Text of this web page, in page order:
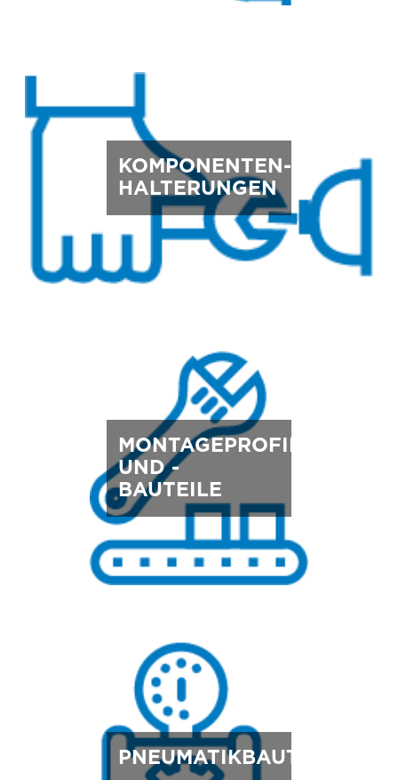
KOMPONENTEN-
HALTERUNGEN
MONTAGEPROFILE
UND -
BAUTEILE
PNEUMATIKBAUTEILE